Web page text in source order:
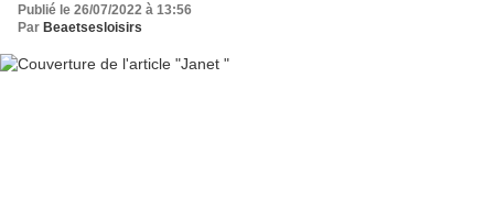
Publié le 26/07/2022 à 13:56
Par Beaetsesloisirs